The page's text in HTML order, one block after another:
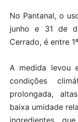
No Pantanal, o
junho e 31 de
Cerrado, é entre
A medida levou
condições
prolongada,
baixa umidade